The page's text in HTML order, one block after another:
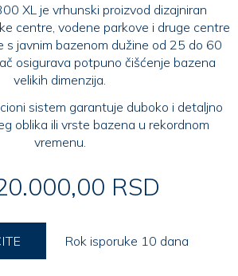
XL je vrhunski proizvod dizajniran
centre, vodene parkove i druge centre
s javnim bazenom dužine od 25 do 60
osigurava potpuno čišćenje bazena
velikih dimenzija.
sistem garantuje duboko i detaljno
oblika ili vrste bazena u rekordnom
vremenu.
RSD
Rok isporuke 10 dana